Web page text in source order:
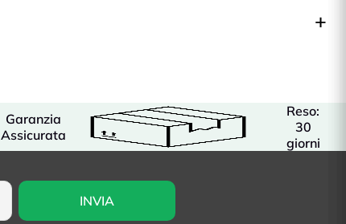
Garanzia
Assicurata
Reso:
30
giorni